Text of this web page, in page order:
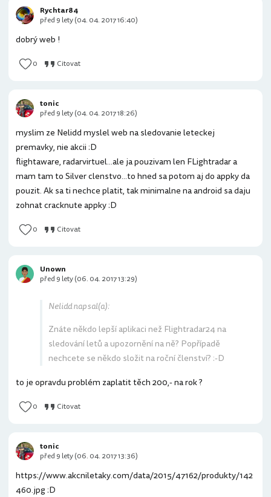
dobrý web !
0 Citovat
Rychtar84
před 9 lety (04. 04. 2017 16:40)
myslim ze Nelidd myslel web na sledovanie leteckej
premavky, nie akcii :D
flightaware, radarvirtuel...ale ja pouzivam len FLightradar a
mam tam to Silver clenstvo...to hned sa potom aj do appky da
pouzit. Ak sa ti nechce platit, tak minimalne na android sa daju
zohnat cracknute appky :D
0 Citovat
tonic
před 9 lety (04. 04. 2017 18:26)
Nelidd napsal(a):
Znáte někdo lepší aplikaci než Flightradar24 na
sledování letů a upozornění na ně? Popřípadě
nechcete se někdo složit na roční členství? :-D
to je opravdu problém zaplatit těch 200,- na rok ?
0 Citovat
Unown
před 9 lety (06. 04. 2017 13:29)
https://www.akcniletaky.com/data/2015/47162/produkty/142
460.jpg :D
tonic
před 9 lety (06. 04. 2017 13:36)